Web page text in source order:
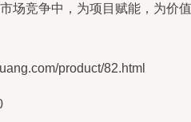
场竞争中，为项目赋能，为价值
product/82.html